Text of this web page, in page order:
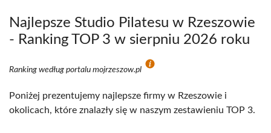
Najlepsze Studio Pilatesu w Rzeszowie
- Ranking TOP 3 w sierpniu 2026 roku
Ranking według portalu mojrzeszow.pl
Poniżej prezentujemy najlepsze firmy w Rzeszowie i
okolicach, które znalazły się w naszym zestawieniu TOP 3.